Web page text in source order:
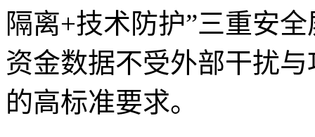
隔离+技术防护”三重安
资金数据不受外部干扰
的高标准要求。